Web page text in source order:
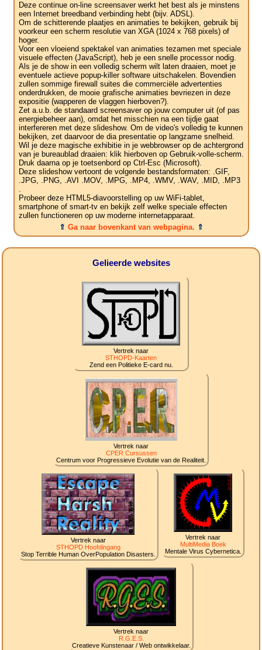
Deze continue on-line screensaver werkt het best als je minstens
een Internet breedband verbinding hebt (bijv. ADSL).
Om de schitterende plaatjes en animaties te bekijken, gebruik bij
voorkeur een scherm resolutie van XGA (1024 x 768 pixels) of
hoger.
Voor een vloeiend spektakel van animaties tezamen met speciale
visuele effecten (JavaScript), heb je een snelle processor nodig.
Als je de show in een volledig scherm wilt laten draaien, moet je
eventuele actieve popup-killer software uitschakelen. Bovendien
zullen sommige firewall suites die commerciële advertenties
onderdrukken, de mooie grafische animaties bevriezen in deze
expositie (wapperen de vlaggen hierboven?).
Zet a.u.b. de standaard screensaver op jouw computer uit (of pas
energiebeheer aan), omdat het misschien na een tijdje gaat
interfereren met deze slideshow. Om de video's volledig te kunnen
bekijken, zet daarvoor de dia presentatie op langzame snelheid.
Wil je deze magische exhibitie in je webbrowser op de achtergrond
van je bureaublad draaien: klik hierboven op Gebruik-volle-scherm.
Druk daarna op je toetsenbord op Ctrl-Esc (Microsoft).
Deze slideshow vertoont de volgende bestandsformaten: .GIF,
.JPG, .PNG, .AVI .MOV, .MPG, .MP4, .WMV, .WAV, .MID, .MP3
.
Probeer deze HTML5-diavoorstelling op uw WiFi-tablet,
smartphone of smart-tv en bekijk zelf welke speciale effecten
zullen functioneren op uw moderne internetapparaat.
⇑ Ga naar bovenkant van webpagina. ⇑
Gelieerde websites
Vertrek naar
STHOPD-Kaarten
Zend een Politieke E-card nu.
Vertrek naar
CPER Cursussen
Centrum voor Progressieve Evolutie van de Realiteit.
Vertrek naar
STHOPD Hoofdingang
Stop Terrible Human OverPopulation Disasters.
Vertrek naar
MultiMedia Boek
Mentale Virus Cybernetica.
Vertrek naar
R.G.E.S.
Creatieve Kunstenaar / Web ontwikkelaar.